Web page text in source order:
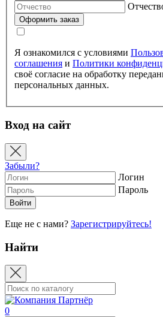
Я ознакомился с условиями
соглашения и Политики
своё согласие на обработку
персональных данных.
Вход на сайт
Забыли?
Логин
Пароль
Еще не с нами? Зарегистрируйтесь!
Найти
0